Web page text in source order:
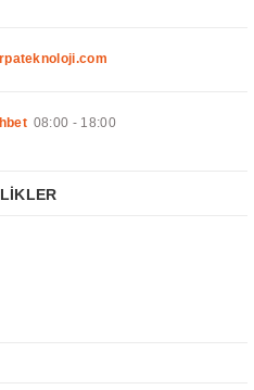
08:00 - 18:00